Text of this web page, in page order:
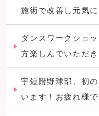
施術で改善し元気に
ダンスワークショ
方楽しんでいただき
宇短附野球部、初
います！お疲れ様で